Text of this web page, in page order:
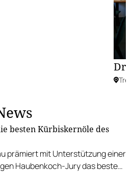
besten Kürbiskernöle des
prämiert mit Unterstützung einer
Haubenkoch-Jury das beste